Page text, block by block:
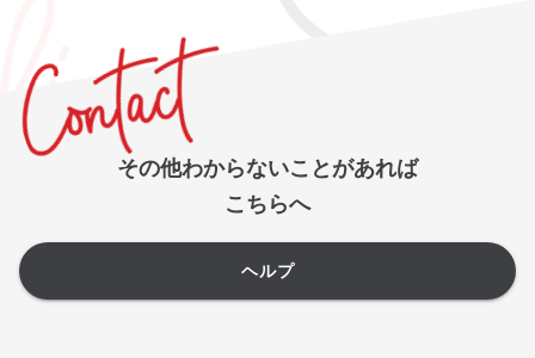
その他わからないことがあれば
こちらへ
ヘルプ